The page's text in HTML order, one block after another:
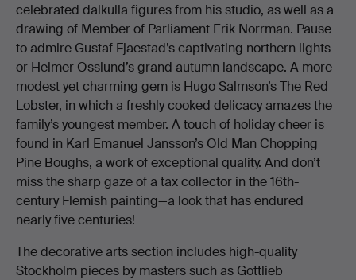
celebrated dalkulla figures from his studio, as well as a
drawing of Member of Parliament Erik Norrman. Pause
to admire Gustaf Fjaestad’s captivating northern lights
or Helmer Osslund’s grand autumn landscape. A more
modest yet charming gem is Hugo Salmson’s The Red
Lobster, in which a freshly cooked delicacy amazes the
family’s youngest member. A touch of holiday cheer is
found in Karl Emanuel Jansson’s Old Man Chopping
Pine Boughs, a work of exceptional quality. And don’t
miss the sharp gaze of a tax collector in the 16th-
century Flemish painting—a look that has endured
nearly five centuries!
The decorative arts section includes high-quality
Stockholm pieces by masters such as Gottlieb